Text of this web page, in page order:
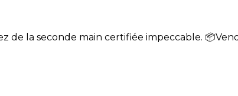
la seconde main certifiée impeccable.